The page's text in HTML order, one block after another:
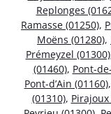
Replonges
Ramasse (01250),
Moëns (01280),
Prémeyzel (01300)
(01460), Pont-
Pont-d’Ain (01160),
(01310), Pirajoux